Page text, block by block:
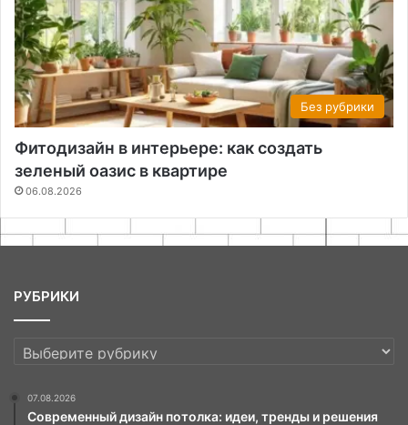
Без рубрики
Фитодизайн в интерьере: как создать
зеленый оазис в квартире
06.08.2026
РУБРИКИ
РУБРИКИ
07.08.2026
Современный дизайн потолка: идеи, тренды и решения